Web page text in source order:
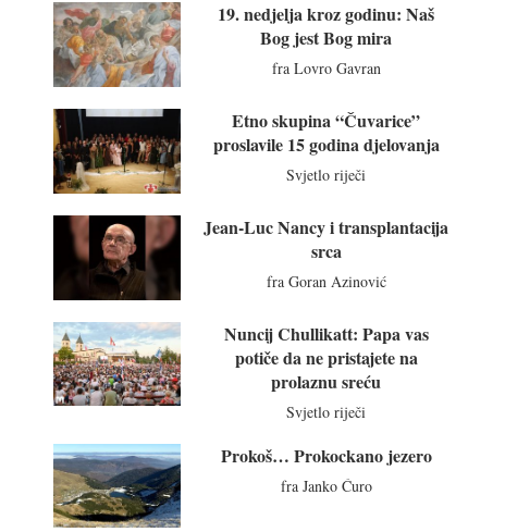
19. nedjelja kroz godinu: Naš
Bog jest Bog mira
fra Lovro Gavran
Etno skupina “Čuvarice”
proslavile 15 godina djelovanja
Svjetlo riječi
Jean-Luc Nancy i transplantacija
srca
fra Goran Azinović
Nuncij Chullikatt: Papa vas
potiče da ne pristajete na
prolaznu sreću
Svjetlo riječi
Prokoš… Prokockano jezero
fra Janko Ćuro